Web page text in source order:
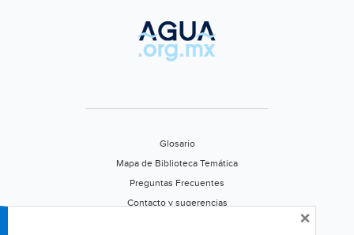
Glosario
Mapa de Biblioteca Temática
Preguntas Frecuentes
Contacto y sugerencias
×